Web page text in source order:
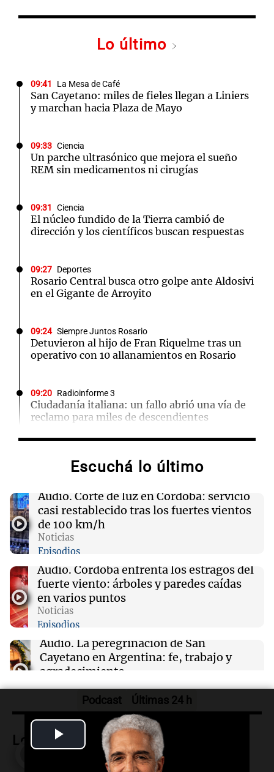
Play
Video
Lo último
09:41 La Mesa de Café
San Cayetano: miles de fieles llegan a Liniers
y marchan hacia Plaza de Mayo
09:33 Ciencia
Un parche ultrasónico que mejora el sueño
REM sin medicamentos ni cirugías
09:31 Ciencia
El núcleo fundido de la Tierra cambió de
dirección y los científicos buscan respuestas
09:27 Deportes
Rosario Central busca otro golpe ante Aldosivi
en el Gigante de Arroyito
09:24 Siempre Juntos Rosario
Detuvieron al hijo de Fran Riquelme tras un
operativo con 10 allanamientos en Rosario
09:20 Radioinforme 3
Ciudadanía italiana: un fallo abrió una vía de
reclamo para miles de descendientes
La búsqueda del amor y la libertad en "La
09:04 Libros
Un amigo gratis: la búsqueda de la aceptación
en la adolescencia
09:04 River Plate
River se enfrenta a Tigre en un duelo crucial
para el futuro de Coudet
Escuchá lo último
Audio. Corte de luz en Córdoba: servicio
casi restablecido tras los fuertes vientos
de 100 km/h
Noticias
Episodios
Audio. Córdoba enfrenta los estragos del
fuerte viento: árboles y paredes caídas
en varios puntos
Noticias
Episodios
Audio. La peregrinación de San
Cayetano en Argentina: fe, trabajo y
agradecimiento
La Mesa de Café
Audio.Detuvieron al hijo de Fran
Riquelme tras un operativo con 10
allanamientos en Rosario
Noticias Rosario
Podcast Últimas 24 h
Lo más visto